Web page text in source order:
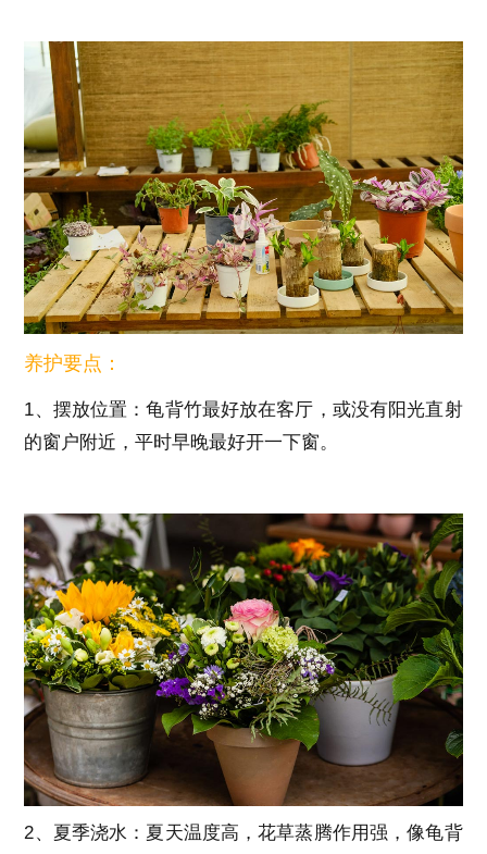
养护要点：
1、摆放位置：龟背竹最好放在客厅，或没有阳光直射
的窗户附近，平时早晚最好开一下窗。
2、夏季浇水：夏天温度高，花草蒸腾作用强，像龟背